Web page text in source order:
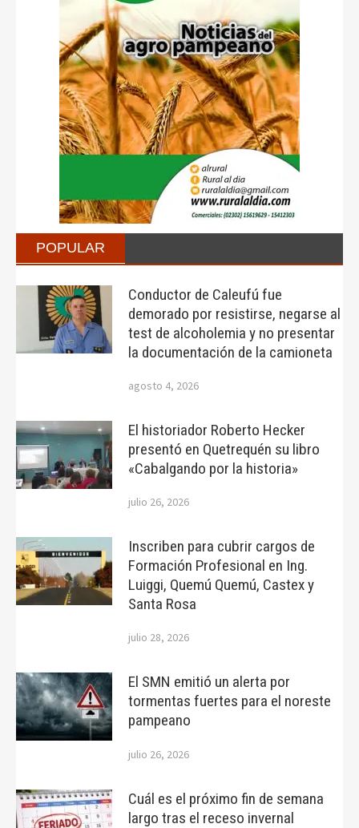
POPULAR
Conductor de Caleufú fue
demorado por resistirse, negarse al
test de alcoholemia y no presentar
la documentación de la camioneta
agosto 4, 2026
El historiador Roberto Hecker
presentó en Quetrequén su libro
«Cabalgando por la historia»
julio 26, 2026
Inscriben para cubrir cargos de
Formación Profesional en Ing.
Luiggi, Quemú Quemú, Castex y
Santa Rosa
julio 28, 2026
El SMN emitió un alerta por
tormentas fuertes para el noreste
pampeano
julio 26, 2026
Cuál es el próximo fin de semana
largo tras el receso invernal